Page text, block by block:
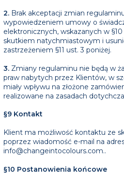
2. Brak akceptacji zmian
wypowiedzeniem umowy o
elektronicznych, wskazanych w
skutkiem natychmiastowym i
zastrzeżeniem §11 ust. 3 poniżej.
3. Zmiany regulaminu nie będą w
praw nabytych przez Klientów, w
miały wpływu na złożone
realizowane na zasadach
§9 Kontakt
Klient ma możliwość kontaktu ze
poprzez wiadomość e-mail na
info@changeintocolours.com..
§10 Postanowienia końcowe